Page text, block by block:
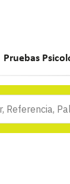
Pruebas